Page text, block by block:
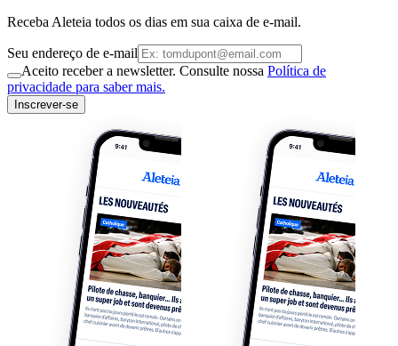
Receba Aleteia todos os dias em sua caixa de e-mail.
Seu endereço de e-mail
Aceito receber a newsletter. Consulte nossa Política de
privacidade para saber mais.
Inscrever-se